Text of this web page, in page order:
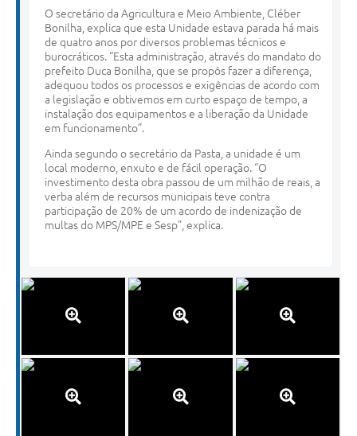
O secretário da Agricultura e Meio Ambiente, Cléber
Bonilha, explica que esta Unidade estava parada há mais
de quatro anos por diversos problemas técnicos e
burocráticos. “Esta administração, através do mandato do
prefeito Duca Bonilha, que se propôs fazer a diferença,
adequou todos os processos e exigências de acordo com
a legislação e obtivemos em curto espaço de tempo, a
instalação dos equipamentos e a liberação da Unidade
em funcionamento”.
Ainda segundo o secretário da Pasta, a unidade é um
local moderno, enxuto e de fácil operação. “O
investimento desta obra passou de um milhão de reais, a
verba além de recursos municipais teve contra
participação de 20% de um acordo de indenização de
multas do MPS/MPE e Sesp”, explica.